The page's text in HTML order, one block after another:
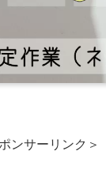
ンサーリンク＞